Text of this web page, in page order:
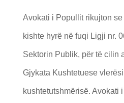
Avokati i Popullit rikujton
kishte hyrë në fuqi Ligji nr.
Sektorin Publik, për të cilin
Gjykata Kushtetuese
kushtetutshmërisë. Avokati